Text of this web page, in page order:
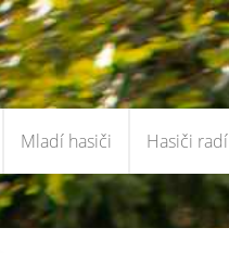
Mladí hasiči Hasiči radí